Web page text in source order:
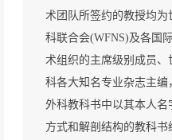
术团队所签约的教授均为
科联合会(WFNS)及各国
术组织的主席级别成员、
科各大知名专业杂志主编
外科教科书中以其本人名
方式和解剖结构的教科书